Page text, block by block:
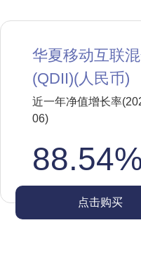
华夏移动互联
(QDII)(人民币)
近一年净值增长率
06)
点击购买